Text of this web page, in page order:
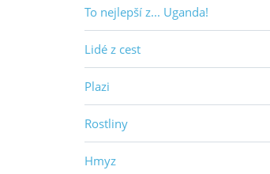
To nejlepší z... Uganda!
Lidé z cest
Plazi
Rostliny
Hmyz